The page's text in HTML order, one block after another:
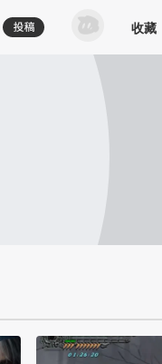
收藏